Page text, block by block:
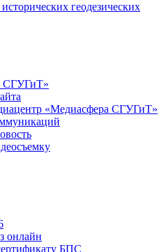
геодезических
СГУГиТ»
«Медиасфера СГУГиТ»
онлайн
БПС